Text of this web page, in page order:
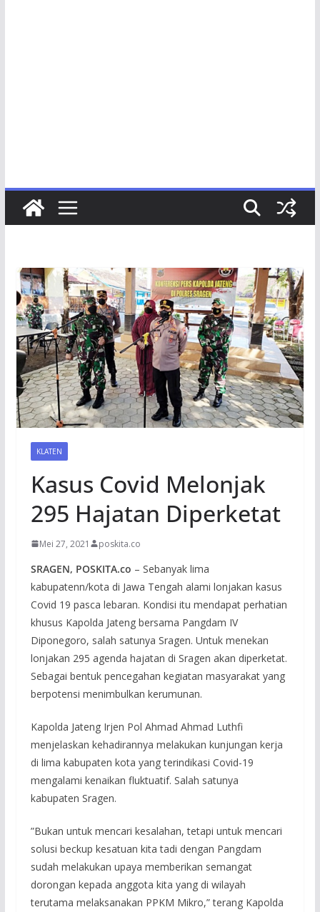
KLATEN
Kasus Covid Melonjak
295 Hajatan Diperketat
Mei 27, 2021 poskita.co
SRAGEN, POSKITA.co – Sebanyak lima
kabupatenn/kota di Jawa Tengah alami lonjakan kasus
Covid 19 pasca lebaran. Kondisi itu mendapat perhatian
khusus Kapolda Jateng bersama Pangdam IV
Diponegoro, salah satunya Sragen. Untuk menekan
lonjakan 295 agenda hajatan di Sragen akan diperketat.
Sebagai bentuk pencegahan kegiatan masyarakat yang
berpotensi menimbulkan kerumunan.
Kapolda Jateng Irjen Pol Ahmad Ahmad Luthfi
menjelaskan kehadirannya melakukan kunjungan kerja
di lima kabupaten kota yang terindikasi Covid-19
mengalami kenaikan fluktuatif. Salah satunya
kabupaten Sragen.
”Bukan untuk mencari kesalahan, tetapi untuk mencari
solusi beckup kesatuan kita tadi dengan Pangdam
sudah melakukan upaya memberikan semangat
dorongan kepada anggota kita yang di wilayah
terutama melaksanakan PPKM Mikro,” terang Kapolda